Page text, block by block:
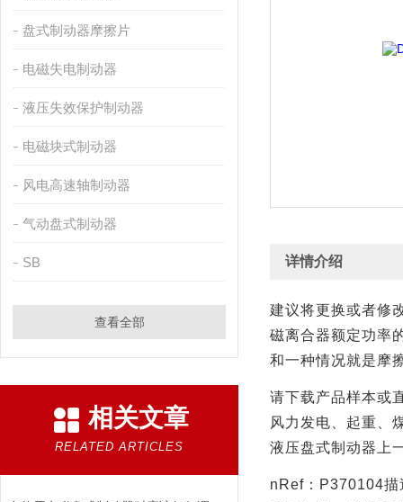
盘式制动器摩擦片
电磁失电制动器
液压失效保护制动器
电磁块式制动器
风电高速轴制动器
气动盘式制动器
SB
查看全部
相关文章
RELATED ARTICLES
详情介绍
建议将更换或者修
磁离合器额定功率
和一种情况就是摩
请下载产品样本或
风力发电、起重、
液压盘式制动器上
nRef ： P370104描